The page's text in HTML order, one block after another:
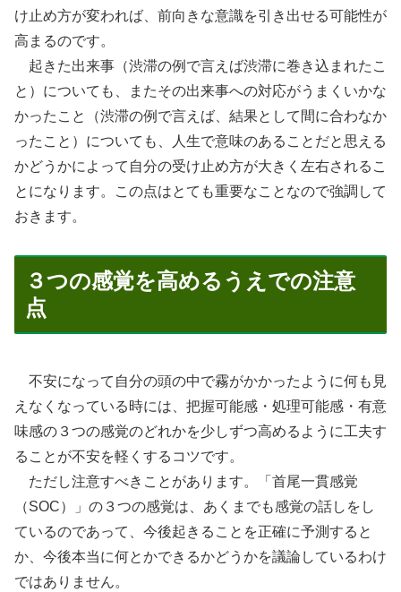
け止め方が変われば、前向きな意識を引き出せる可能性が
高まるのです。
起きた出来事（渋滞の例で言えば渋滞に巻き込まれたこ
と）についても、またその出来事への対応がうまくいかな
かったこと（渋滞の例で言えば、結果として間に合わなか
ったこと）についても、人生で意味のあることだと思える
かどうかによって自分の受け止め方が大きく左右されるこ
とになります。この点はとても重要なことなので強調して
おきます。
３つの感覚を高めるうえでの注意
点
不安になって自分の頭の中で霧がかかったように何も見
えなくなっている時には、把握可能感・処理可能感・有意
味感の３つの感覚のどれかを少しずつ高めるように工夫す
ることが不安を軽くするコツです。
ただし注意すべきことがあります。「首尾一貫感覚
（SOC）」の３つの感覚は、あくまでも感覚の話しをし
ているのであって、今後起きることを正確に予測すると
か、今後本当に何とかできるかどうかを議論しているわけ
ではありません。